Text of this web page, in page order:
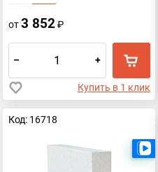
от3 852₽
– +
Купить в 1 клик
Код: 16718